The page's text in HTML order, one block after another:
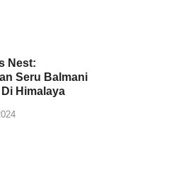
Nest:
Seru Balmani
Himalaya